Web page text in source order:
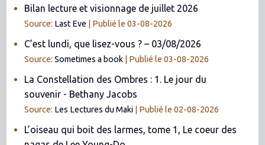
Bilan lecture et visionnage de juillet 2026
Source: Last Eve Publié le 03-08-2026
C’est lundi, que lisez-vous ? – 03/08/2026
Source:Sometimes a book Publié le 03-08-2026
La Constellation des Ombres : 1. Le jour du
souvenir - Bethany Jacobs
Source: Les Lectures du Maki Publié le 02-08-2026
L’oiseau qui boit des larmes, tome 1, Le coeur des